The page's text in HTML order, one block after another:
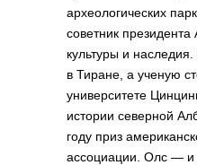
археологических
советник
культуры и
в Тиране, а ученую
университете
истории северной
году приз
ассоциации. Олс — и